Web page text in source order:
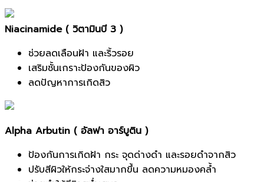
Niacinamide ( วิตามินบี 3 )
ช่วยลดเลือนฝ้า และริ้วรอย
เสริมชั้นเกราะป้องกันของผิว
ลดปัญหาการเกิดสิว
Alpha Arbutin ( อัลฟา อาร์บูติน )
ป้องกันการเกิดฝ้า กระ จุดด่างดำ และรอยดำจากสิว
ปรับสีผิวให้กระจ่างใสมากขึ้น ลดความหมองคล้ำ